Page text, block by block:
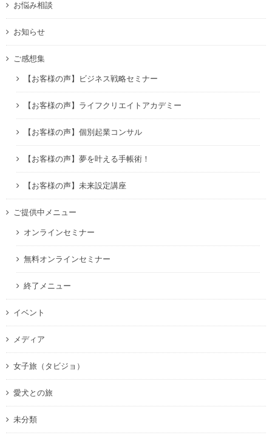
お悩み相談
お知らせ
ご感想集
【お客様の声】ビジネス戦略セミナー
【お客様の声】ライフクリエイトアカデミー
【お客様の声】個別起業コンサル
【お客様の声】夢を叶える手帳術！
【お客様の声】未来設定講座
ご提供中メニュー
オンラインセミナー
無料オンラインセミナー
終了メニュー
イベント
メディア
女子旅（タビジョ）
愛犬との旅
未分類